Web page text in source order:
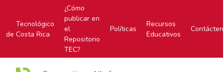
Tecnológico
de Costa Rica
¿Cómo
publicar en
el
Repositorio
TEC?
Políticas
Recursos
Educativos